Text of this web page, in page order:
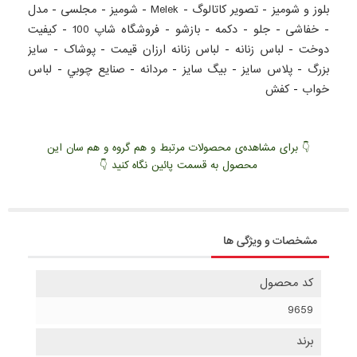
بلوز و شومیز - تصویر کاتالوگ -
Melek
- شومیز - مجلسی - مدل
- خفاشی -جلو - دکمه-بازشو - فروشگاه شاپ 100 -کيفيت
دوخت - لباس زنانه - لباس زنانه ارزان قيمت -پوشاک - سايز
بزرگ -پلاس سايز- بيگ سايز -مردانه - صنايع چوبي - لباس
خواب -کفش
👇 برای مشاهده‌ی محصولات مرتبط و هم گروه و هم سان این
محصول به قسمت پائین نگاه کنید 👇
مشخصات و ویژگی ها
کد محصول
9659
برند